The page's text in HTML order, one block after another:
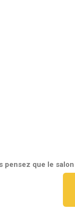
pensez que le